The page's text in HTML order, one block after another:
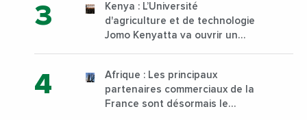
Kenya : L’Université
d'agriculture et de technologie
Jomo Kenyatta va ouvrir un
sur son campus de Karen à
Nairobi dès janvier 2023
Afrique : Les principaux
partenaires commerciaux de la
France sont désormais le